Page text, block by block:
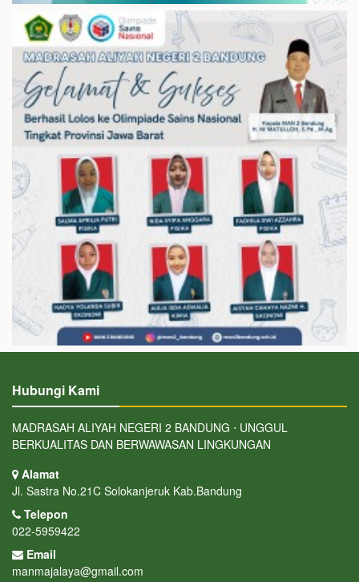
Hubungi Kami
MADRASAH ALIYAH NEGERI 2 BANDUNG ⋅ UNGGUL
BERKUALITAS DAN BERWAWASAN LINGKUNGAN
Alamat
Jl. Sastra No.21C Solokanjeruk Kab.Bandung
Telepon
022-5959422
Email
manmajalaya@gmail.com